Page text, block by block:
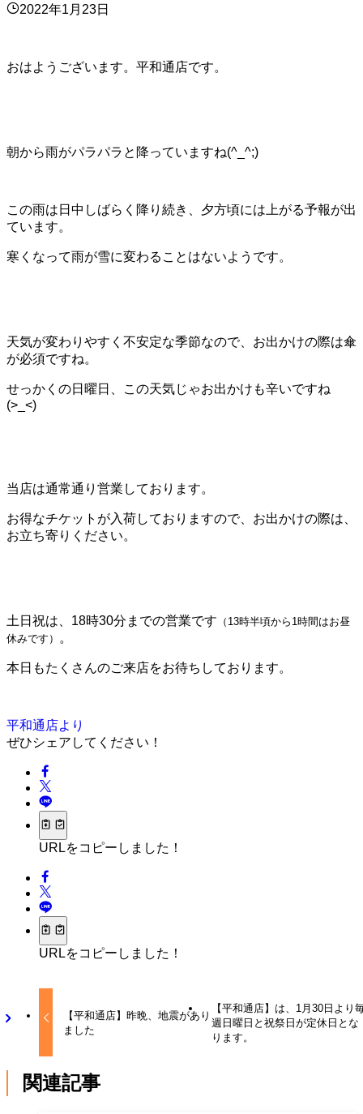
2022年1月23日
おはようございます。平和通店です。
朝から雨がパラパラと降っていますね(^_^;)
この雨は日中しばらく降り続き、夕方頃には上がる予報が出
ています。
寒くなって雨が雪に変わることはないようです。
天気が変わりやすく不安定な季節なので、お出かけの際は傘
が必須ですね。
せっかくの日曜日、この天気じゃお出かけも辛いですね
(>_<)
当店は通常通り営業しております。
お得なチケットが入荷しておりますので、お出かけの際は、
お立ち寄りください。
土日祝は、18時30分までの営業です （13時半頃から1時間はお昼
休みです）
。
本日もたくさんのご来店をお待ちしております。
平和通店より
ぜひシェアしてください！
URLをコピーしました！
URLをコピーしました！
【平和通店】昨晩、地震があり
ました
【平和通店】は、1月30日より
週日曜日と祝祭日が定休日とな
ります。
関連記事